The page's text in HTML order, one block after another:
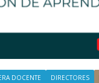
DOCENTE DIRECTORES